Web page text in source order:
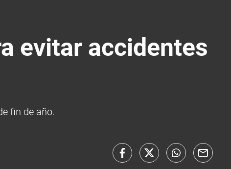
evitar accidentes
fin de año.